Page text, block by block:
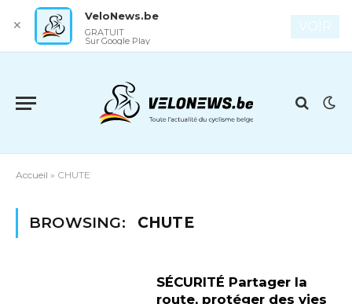
Accueil » CHUTE
BROWSING: CHUTE
SÉCURITÉ Partager la
route, protéger des vies
✕
VeloNews.be
GRATUIT
Sur Google Play
VOIR